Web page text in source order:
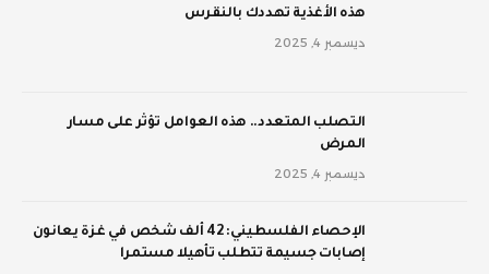
‫هذه الأغذية تهددك بالنقرس
ديسمبر 4, 2025
‫التصلب المتعدد.. هذه العوامل تؤثر على مسار
المرض
ديسمبر 4, 2025
الإحصاء الفلسطيني: 42 ألف شخص في غزة يعانون
إصابات جسيمة تتطلب تأهيلا مستمرا